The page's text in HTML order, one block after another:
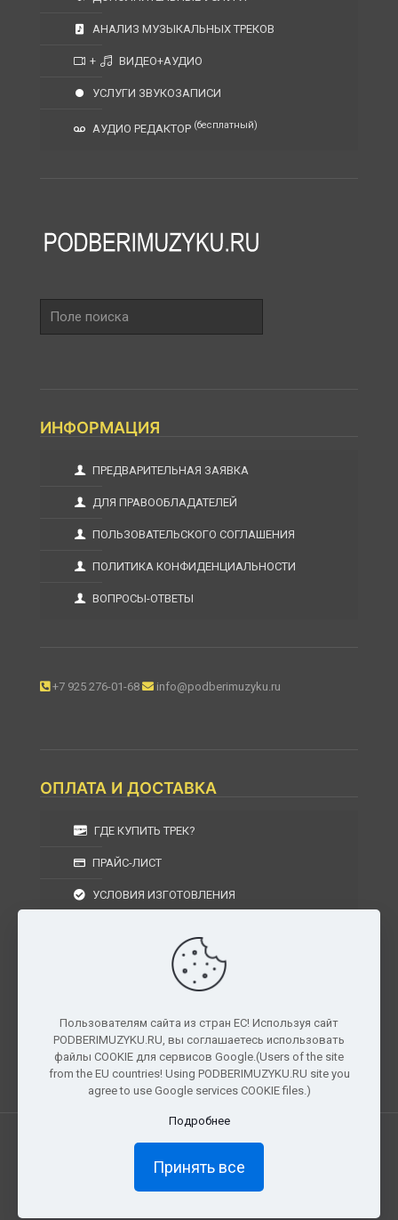
АНАЛИЗ МУЗЫКАЛЬНЫХ ТРЕКОВ
+ ВИДЕО+АУДИО
УСЛУГИ ЗВУКОЗАПИСИ
АУДИО РЕДАКТОР (бесплатный)
поиска
ИНФОРМАЦИЯ
ПРЕДВАРИТЕЛЬНАЯ ЗАЯВКА
ДЛЯ ПРАВООБЛАДАТЕЛЕЙ
ПОЛЬЗОВАТЕЛЬСКОГО СОГЛАШЕНИЯ
ПОЛИТИКА КОНФИДЕНЦИАЛЬНОСТИ
ВОПРОСЫ-ОТВЕТЫ
+7 925 276-01-68 info@podberimuzyku.ru
ОПЛАТА И ДОСТАВКА
ГДЕ КУПИТЬ ТРЕК?
ПРАЙС-ЛИСТ
УСЛОВИЯ ИЗГОТОВЛЕНИЯ
УСЛОВИЯ ВОЗВРАТА
г. Москва, Московская область, Центральный
федеральный округ, РФ, Россия
Все права защищены. © 2026 PODBERIMUZYKU.RU
Пользователям сайта из стран ЕС! Используя сайт
PODBERIMUZYKU.RU, вы соглашаетесь использовать
файлы COOKIE для сервисов Google.(Users of the site
from the EU countries! Using PODBERIMUZYKU.RU site you
agree to use Google services COOKIE files.)
Подробнее
Принять все